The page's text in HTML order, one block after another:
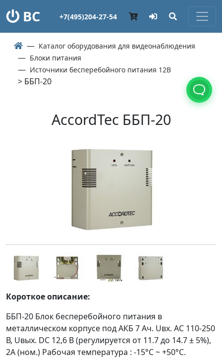
ВС +7(495)204-27-54
Каталог оборудования для видеонаблюдения
Блоки питания
Источники бесперебойного питания 12В
> ББП-20
AccordTec ББП-20
Короткое описание:
ББП-20 Блок бесперебойного питания в
металлическом корпусе под АКБ 7 Ач. Uвх. AC 110-250
В, Uвых. DC 12,6 В (регулируется от 11.7 до 14.7 ± 5%),
2A (ном.) Рабочая температура : -15°C ~ +50°C.